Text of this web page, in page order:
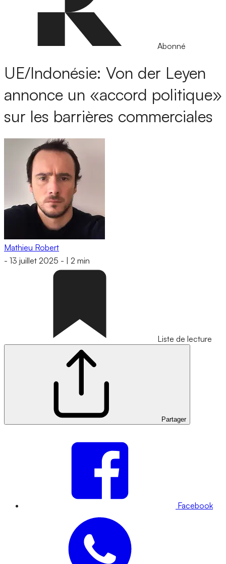
Abonné
UE/Indonésie: Von der Leyen
annonce un «accord politique»
sur les barrières commerciales
Mathieu Robert
- 13 juillet 2025 - 2 min
Liste de lecture
Partager
Facebook